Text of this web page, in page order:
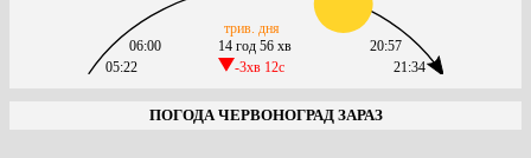
05:22
06:00
14 год 56 хв
-3хв 12c
трив. дня
21:34
20:57
ПОГОДА ЧЕРВОНОГРАД ЗАРАЗ